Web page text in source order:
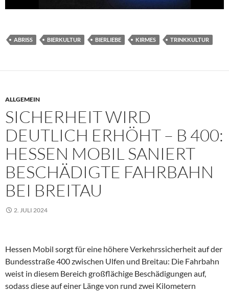
ABRISS BIERKULTUR BIERLIEBE KIRMES TRINKKULTUR
ALLGEMEIN
SICHERHEIT WIRD
DEUTLICH ERHÖHT – B 400:
HESSEN MOBIL SANIERT
BESCHÄDIGTE FAHRBAHN
BEI BREITAU
2. JULI 2024
Hessen Mobil sorgt für eine höhere Verkehrssicherheit auf der
Bundesstraße 400 zwischen Ulfen und Breitau: Die Fahrbahn
weist in diesem Bereich großflächige Beschädigungen auf,
sodass diese auf einer Länge von rund zwei Kilometern